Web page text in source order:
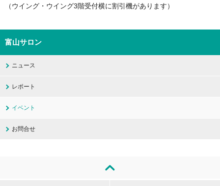
（ウイング・ウイング3階受付横に割引機があります）
富山サロン
ニュース
レポート
イベント
お問合せ